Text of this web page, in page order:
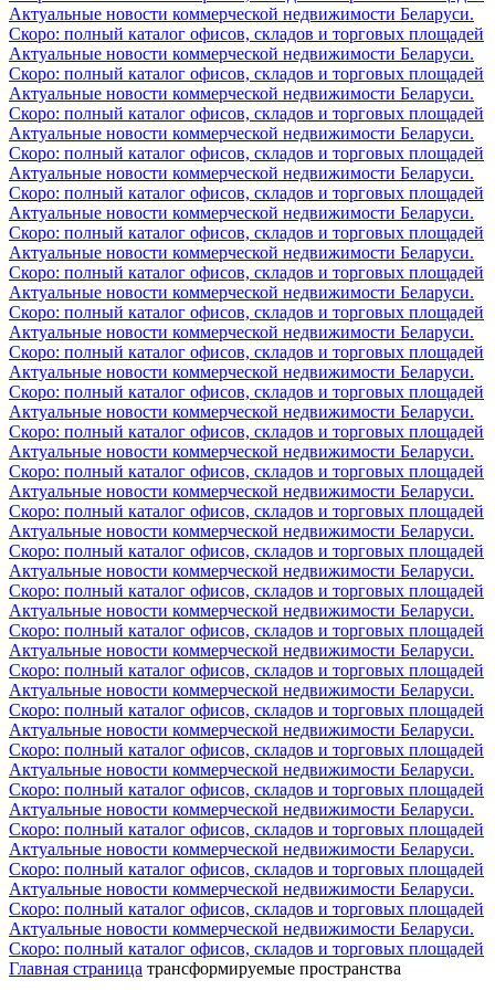
Актуальные новости коммерческой недвижимости Беларуси.
Скоро: полный каталог офисов, складов и торговых площадей
Актуальные новости коммерческой недвижимости Беларуси.
Скоро: полный каталог офисов, складов и торговых площадей
Актуальные новости коммерческой недвижимости Беларуси.
Скоро: полный каталог офисов, складов и торговых площадей
Актуальные новости коммерческой недвижимости Беларуси.
Скоро: полный каталог офисов, складов и торговых площадей
Актуальные новости коммерческой недвижимости Беларуси.
Скоро: полный каталог офисов, складов и торговых площадей
Актуальные новости коммерческой недвижимости Беларуси.
Скоро: полный каталог офисов, складов и торговых площадей
Актуальные новости коммерческой недвижимости Беларуси.
Скоро: полный каталог офисов, складов и торговых площадей
Актуальные новости коммерческой недвижимости Беларуси.
Скоро: полный каталог офисов, складов и торговых площадей
Актуальные новости коммерческой недвижимости Беларуси.
Скоро: полный каталог офисов, складов и торговых площадей
Актуальные новости коммерческой недвижимости Беларуси.
Скоро: полный каталог офисов, складов и торговых площадей
Актуальные новости коммерческой недвижимости Беларуси.
Скоро: полный каталог офисов, складов и торговых площадей
Актуальные новости коммерческой недвижимости Беларуси.
Скоро: полный каталог офисов, складов и торговых площадей
Актуальные новости коммерческой недвижимости Беларуси.
Скоро: полный каталог офисов, складов и торговых площадей
Актуальные новости коммерческой недвижимости Беларуси.
Скоро: полный каталог офисов, складов и торговых площадей
Актуальные новости коммерческой недвижимости Беларуси.
Скоро: полный каталог офисов, складов и торговых площадей
Актуальные новости коммерческой недвижимости Беларуси.
Скоро: полный каталог офисов, складов и торговых площадей
Актуальные новости коммерческой недвижимости Беларуси.
Скоро: полный каталог офисов, складов и торговых площадей
Актуальные новости коммерческой недвижимости Беларуси.
Скоро: полный каталог офисов, складов и торговых площадей
Актуальные новости коммерческой недвижимости Беларуси.
Скоро: полный каталог офисов, складов и торговых площадей
Актуальные новости коммерческой недвижимости Беларуси.
Скоро: полный каталог офисов, складов и торговых площадей
Актуальные новости коммерческой недвижимости Беларуси.
Скоро: полный каталог офисов, складов и торговых площадей
Актуальные новости коммерческой недвижимости Беларуси.
Скоро: полный каталог офисов, складов и торговых площадей
Актуальные новости коммерческой недвижимости Беларуси.
Скоро: полный каталог офисов, складов и торговых площадей
Актуальные новости коммерческой недвижимости Беларуси.
Скоро: полный каталог офисов, складов и торговых площадей
Главная страница трансформируемые пространства